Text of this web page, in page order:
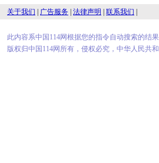
关于我们 广告服务 法律声明 联系我们
此内容系中国114网根据您的指令自动搜索的结
版权归中国114网所有，侵权必究，中华人民共